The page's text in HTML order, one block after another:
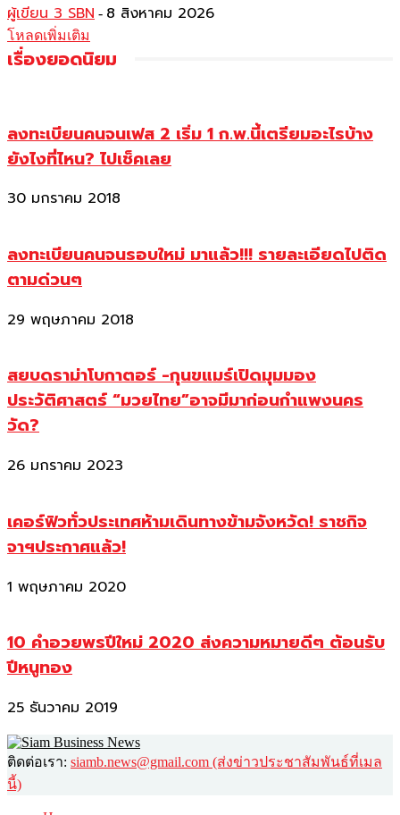
ผู้เขียน 3 SBN - 8 สิงหาคม 2026
โหลดเพิ่มเติม
เรื่องยอดนิยม
ลงทะเบียนคนจนเฟส 2 เริ่ม 1 ก.พ.นี้เตรียมอะไรบ้าง
ยังไงที่ไหน? ไปเช็คเลย
30 มกราคม 2018
ลงทะเบียนคนจนรอบใหม่ มาแล้ว!!! รายละเอียดไปติด
ตามด่วนๆ
29 พฤษภาคม 2018
สยบดราม่าโบกาตอร์ -กุนขแมร์เปิดมุมมอง
ประวัติศาสตร์ “มวยไทย”อาจมีมาก่อนกำแพงนคร
วัด?
26 มกราคม 2023
เคอร์ฟิวทั่วประเทศห้ามเดินทางข้ามจังหวัด! ราชกิจ
จาฯประกาศแล้ว!
1 พฤษภาคม 2020
10 คำอวยพรปีใหม่ 2020 ส่งความหมายดีๆ ต้อนรับ
ปีหนูทอง
25 ธันวาคม 2019
ติดต่อเรา: siamb.news@gmail.com (ส่งข่าวประชาสัมพันธ์ที่เมล
นี้)